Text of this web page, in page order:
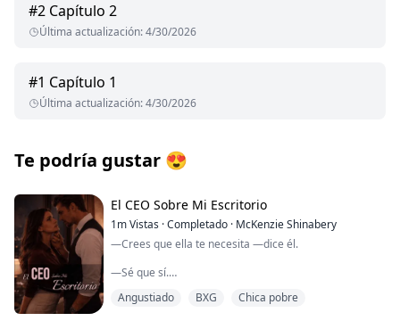
#2 Capítulo 2
Última actualización:4/30/2026
#1 Capítulo 1
Última actualización:4/30/2026
Te podría gustar 😍
El CEO Sobre Mi Escritorio
1mVistas ·Completado · McKenzie Shinabery
—Crees que ella te necesita —dice él.
—Sé que sí.
—¿Y si no quiere este tipo de protección?
Angustiado BXG Chica pobre